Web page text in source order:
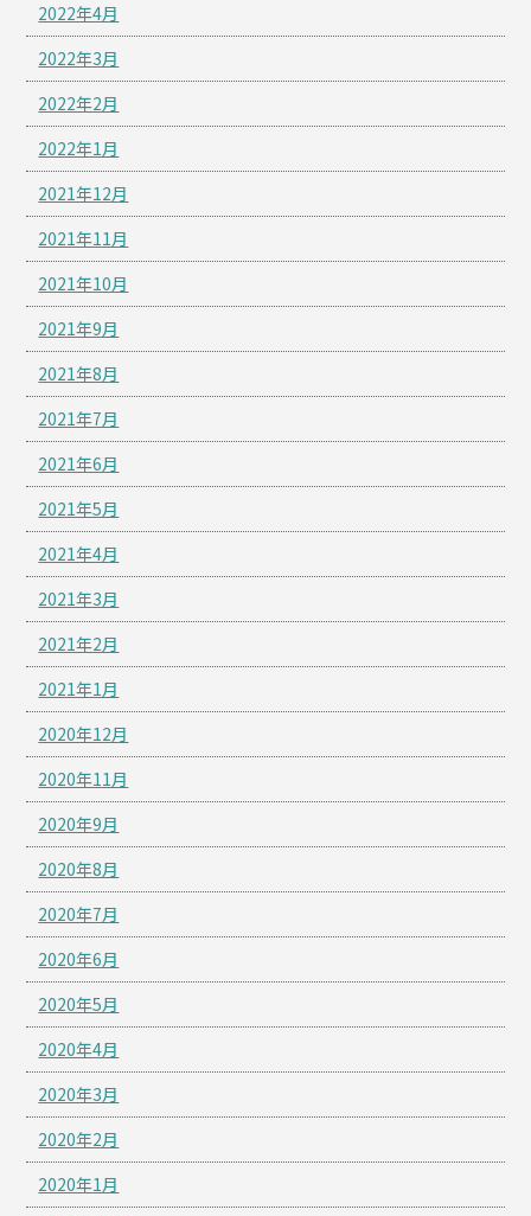
2022年4月
2022年3月
2022年2月
2022年1月
2021年12月
2021年11月
2021年10月
2021年9月
2021年8月
2021年7月
2021年6月
2021年5月
2021年4月
2021年3月
2021年2月
2021年1月
2020年12月
2020年11月
2020年9月
2020年8月
2020年7月
2020年6月
2020年5月
2020年4月
2020年3月
2020年2月
2020年1月